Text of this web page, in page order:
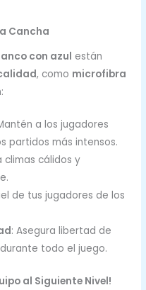
Cancha
con azul están
, como microfibra
a los jugadores
partidos más intensos.
climas cálidos y
de tus jugadores de los
: Asegura libertad de
todo el juego.
al Siguiente Nivel!